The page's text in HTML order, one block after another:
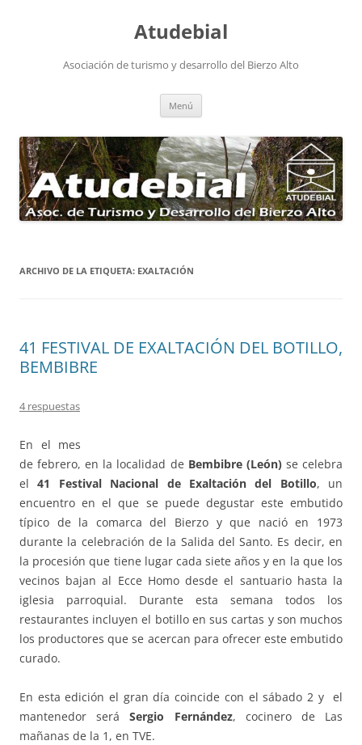
Atudebial
Asociación de turismo y desarrollo del Bierzo Alto
Menú
ARCHIVO DE LA ETIQUETA: EXALTACIÓN
41 FESTIVAL DE EXALTACIÓN DEL BOTILLO,
BEMBIBRE
4 respuestas
En el mes
de febrero, en la localidad de Bembibre (León)se celebra
el41 Festival Nacional de Exaltación del Botillo, un
encuentro en el que se puede degustar este embutido
típico de la comarca del Bierzo y que nació en 1973
durante la celebración de la Salida del Santo. Es decir, en
la procesión que tiene lugar cada siete años y en la que los
vecinos bajan al Ecce Homo desde el santuario hasta la
iglesia parroquial. Durante esta semana todos los
restaurantes incluyen el botillo en sus cartas y son muchos
los productores que se acercan para ofrecer este embutido
curado.
En esta edición el gran día coincide con el sábado 2 y el
mantenedor seráSergio Fernández, cocinero de Las
mañanas de la 1, en TVE.